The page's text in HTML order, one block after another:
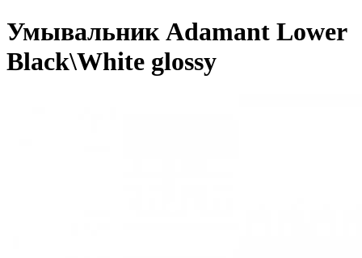
Умывальник Adamant Lower
Black\White glossy